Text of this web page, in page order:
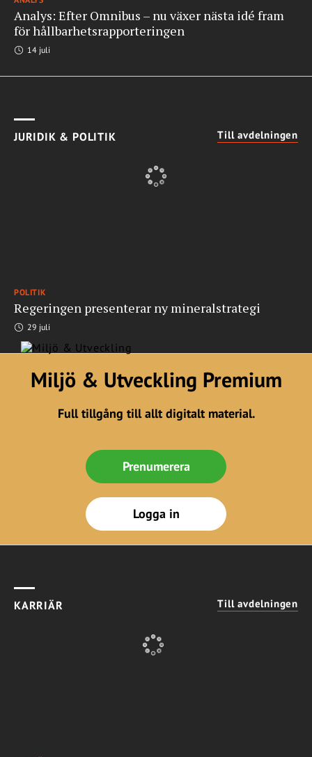
Analys: Efter Omnibus – nu växer nästa idé fram
för hållbarhetsrapporteringen
14 juli
JURIDIK & POLITIK Till avdelningen
POLITIK
Regeringen presenterar ny mineralstrategi
29 juli
Miljö & Utveckling Premium
Full tillgång till allt digitalt material.
Prenumerera
Logga in
KARRIÄR Till avdelningen